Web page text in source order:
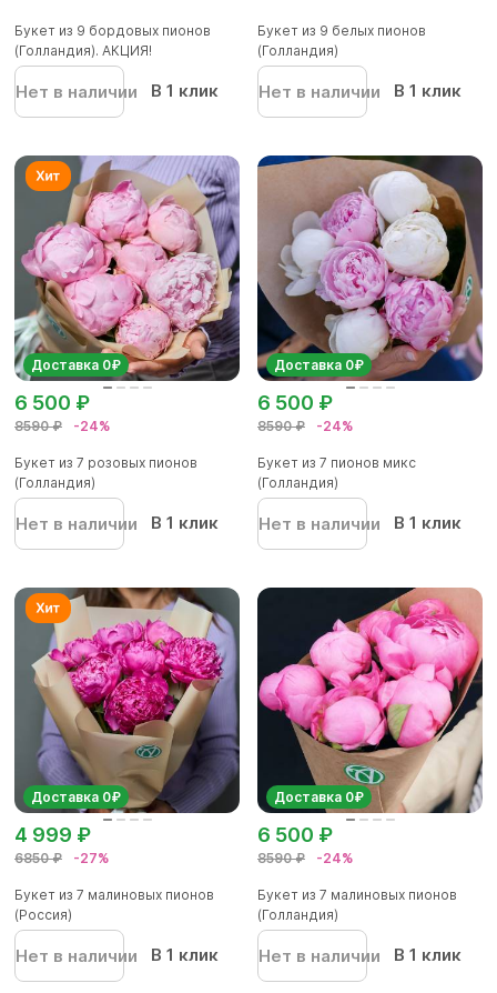
Букет из 9 бордовых пионов
(Голландия). АКЦИЯ!
Нет в наличии В 1 клик
Букет из 9 белых пионов
(Голландия)
Нет в наличии В 1 клик
Доставка 0₽
8590 ₽ -24%
6 500 ₽
Букет из 7 розовых пионов
(Голландия)
Нет в наличии В 1 клик
Доставка 0₽
8590 ₽ -24%
6 500 ₽
Букет из 7 пионов микс
(Голландия)
Нет в наличии В 1 клик
Доставка 0₽
6850 ₽ -27%
4 999 ₽
Букет из 7 малиновых пионов
(Россия)
Нет в наличии В 1 клик
Доставка 0₽
8590 ₽ -24%
6 500 ₽
Букет из 7 малиновых пионов
(Голландия)
Нет в наличии В 1 клик